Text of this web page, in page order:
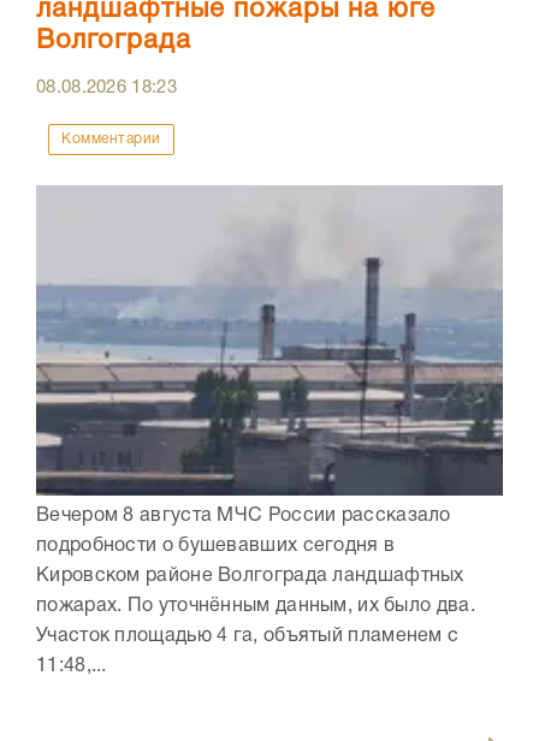
ландшафтные пожары на юге
Волгограда
08.08.2026 18:23
Комментарии
Вечером 8 августа МЧС России рассказало
подробности о бушевавших сегодня в
Кировском районе Волгограда ландшафтных
пожарах. По уточнённым данным, их было два.
Участок площадью 4 га, объятый пламенем с
11:48,...